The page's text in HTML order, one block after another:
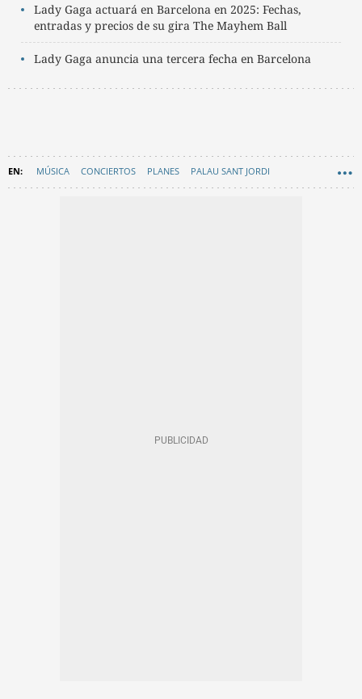
Lady Gaga actuará en Barcelona en 2025: Fechas,
entradas y precios de su gira The Mayhem Ball
Lady Gaga anuncia una tercera fecha en Barcelona
MÚSICA CONCIERTOS PLANES PALAU SANT JORDI